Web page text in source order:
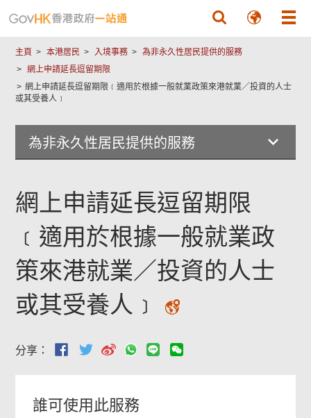
主頁 本港居民 入境事務
為非永久性居民提供的服務
網上申請延長逗留期限
網上申請延長逗留期限﹝適用於根據一般就業政策來港就業／投資的人士
或其受養人﹞
為非永久性居民提供的服務
網上申請延長逗留期限
﹝適用於根據一般就業政
策來港就業／投資的人士
或其受養人﹞
分享：
誰可使用此服務
本
內
對
有
幫
嗎？
相